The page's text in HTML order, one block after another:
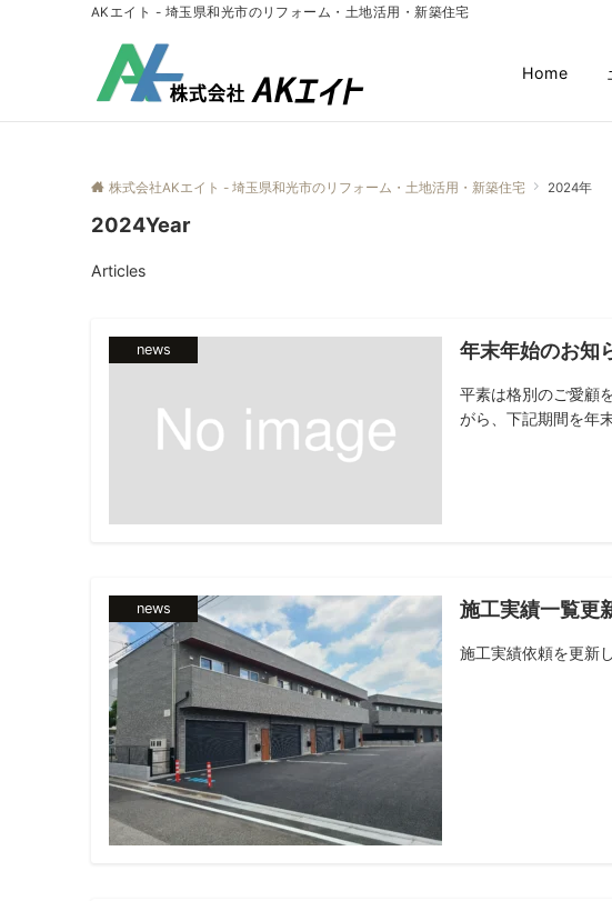
AKエイト - 埼玉県和光市のリフォーム・土地活用・新築住宅
Home
株式会社AKエイト - 埼玉県和光市のリフォーム・土地活用・新築住宅 2024年
2024Year
Articles
news 年末年始のお知
平素は格別のご愛顧
がら、下記期間を年
news 施工実績一覧更
施工実績依頼を更新